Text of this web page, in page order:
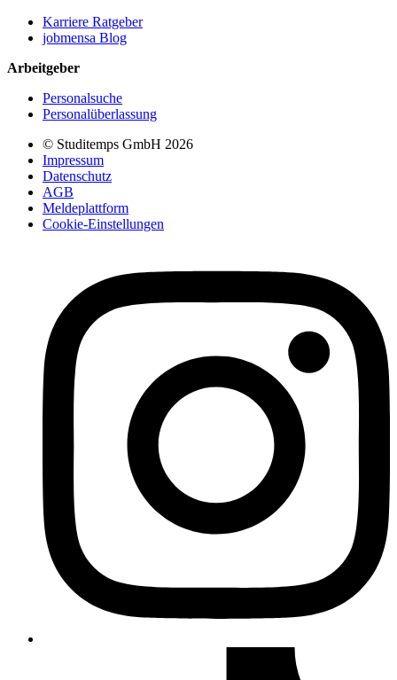
Karriere Ratgeber
jobmensa Blog
Arbeitgeber
Personalsuche
Personalüberlassung
© Studitemps GmbH 2026
Impressum
Datenschutz
AGB
Meldeplattform
Cookie-Einstellungen